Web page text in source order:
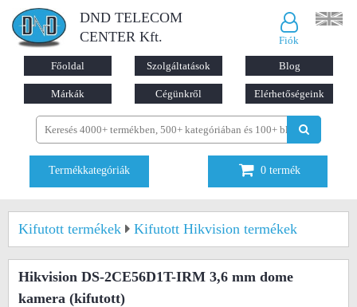
DND TELECOM
CENTER Kft.
Fiók
Főoldal Szolgáltatások Blog
Márkák Cégünkről Elérhetőségeink
Termékkategóriák 0 termék
Kifutott termékek Kifutott Hikvision termékek
Hikvision DS-2CE56D1T-IRM 3,6 mm dome
kamera (kifutott)